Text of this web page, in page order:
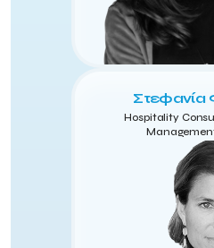
Στεφανία
Hospitality